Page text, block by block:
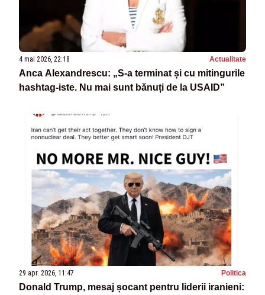
4 mai 2026, 22:18 Actualitate
Anca Alexandrescu: „S-a terminat și cu mitingurile
hashtag-iste. Nu mai sunt bănuți de la USAID”
29 apr. 2026, 11:47 Politica
Donald Trump, mesaj șocant pentru liderii iranieni: